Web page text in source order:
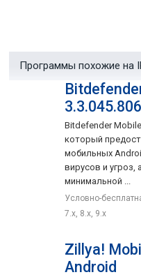
web-фильтр (в платной
защита от кражи (в
фильтр текстовых
Интерфейс приложения
стильной оболочке.
сканирование
найдена какая-то
оповещены с
IKARUS
Программы похожие на
Bitdefender
который
мобильных
вирусов и угроз,
минимальной ...
Условно-
7.x, 8.x, 9.x
Zillya!
Android